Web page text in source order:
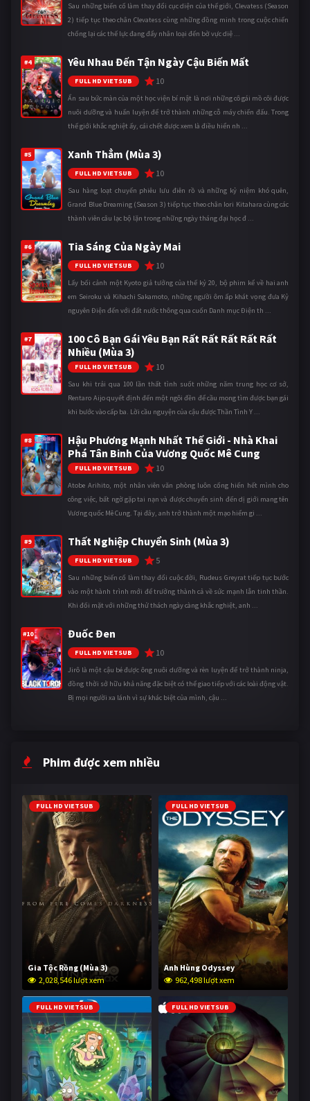
Sau những biến cố làm thay đổi cục diện của thế giới, Clevatess (Season
2) tiếp tục theo chân Clevatess cùng những đồng minh trong cuộc chiến
chống lại các thế lực đang đẩy nhân loại đến bờ vực diệ ...
#4 Yêu Nhau Đến Tận Ngày Cậu Biến Mất
FULL HD VIETSUB 10
Ẩn sau bức màn của một học viện bí mật là nơi những cô gái mồ côi được
nuôi dưỡng và huấn luyện để trở thành những cỗ máy chiến đấu. Trong
thế giới khắc nghiệt ấy, cái chết được xem là điều hiển nh ...
#5 Xanh Thẳm (Mùa 3)
FULL HD VIETSUB 10
Sau hàng loạt chuyến phiêu lưu điên rồ và những kỷ niệm khó quên,
Grand Blue Dreaming (Season 3) tiếp tục theo chân Iori Kitahara cùng các
thành viên câu lạc bộ lặn trong những ngày tháng đại học đ ...
#6 Tia Sáng Của Ngày Mai
FULL HD VIETSUB 10
Lấy bối cảnh một Kyoto giả tưởng của thế kỷ 20, bộ phim kể về hai anh
em Seiroku và Kihachi Sakamoto, những người ôm ấp khát vọng đưa Kỷ
nguyên Điện đến với đất nước thông qua cuốn Danh mục Điện th ...
#7
100 Cô Bạn Gái Yêu Bạn Rất Rất Rất Rất Rất
Nhiều (Mùa 3)
FULL HD VIETSUB 10
Sau khi trải qua 100 lần thất tình suốt những năm trung học cơ sở,
Rentaro Aijo quyết định đến một ngôi đền để cầu mong tìm được bạn gái
khi bước vào cấp ba. Lời cầu nguyện của cậu được Thần Tình Y ...
#8
Hậu Phương Mạnh Nhất Thế Giới - Nhà Khai
Phá Tân Binh Của Vương Quốc Mê Cung
FULL HD VIETSUB 10
Atobe Arihito, một nhân viên văn phòng luôn cống hiến hết mình cho
công việc, bất ngờ gặp tai nạn và được chuyển sinh đến dị giới mang tên
Vương quốc Mê Cung. Tại đây, anh trở thành một mạo hiểm gi ...
#9 Thất Nghiệp Chuyển Sinh (Mùa 3)
FULL HD VIETSUB 5
Sau những biến cố làm thay đổi cuộc đời, Rudeus Greyrat tiếp tục bước
vào một hành trình mới để trưởng thành cả về sức mạnh lẫn tinh thần.
Khi đối mặt với những thử thách ngày càng khắc nghiệt, anh ...
#10 Đuốc Đen
FULL HD VIETSUB 10
Jirô là một cậu bé được ông nuôi dưỡng và rèn luyện để trở thành ninja,
đồng thời sở hữu khả năng đặc biệt có thể giao tiếp với các loài động vật.
Bị mọi người xa lánh vì sự khác biệt của mình, cậu ...
Phim được xem nhiều
FULL HD VIETSUB
Gia Tộc Rồng (Mùa 3)
2,028,546 lượt xem
FULL HD VIETSUB
Anh Hùng Odyssey
962,498 lượt xem
FULL HD VIETSUB FULL HD VIETSUB